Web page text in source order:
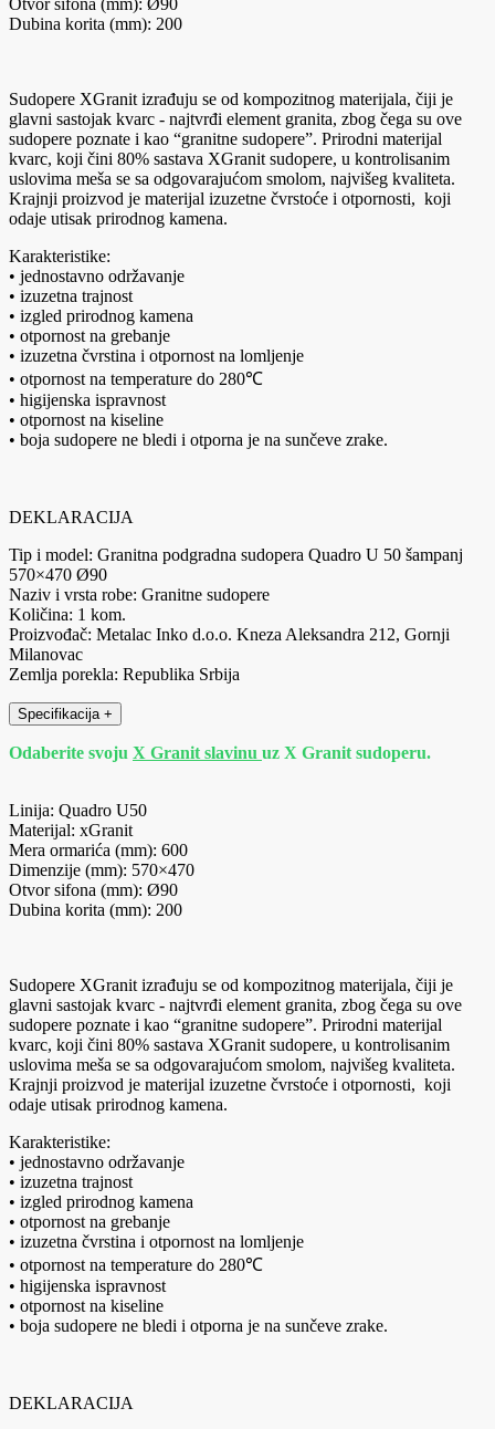
Dubina korita (mm): 200
Sudopere XGranit izrađuju se od kompozitnog materijala, čiji je
glavni sastojak kvarc - najtvrđi element granita, zbog čega su ove
sudopere poznate i kao “granitne sudopere”. Prirodni materijal
kvarc, koji čini 80% sastava XGranit sudopere, u kontrolisanim
uslovima meša se sa odgovarajućom smolom, najvišeg kvaliteta.
Krajnji proizvod je materijal izuzetne čvrstoće i otpornosti, koji
odaje utisak prirodnog kamena.
Karakteristike:
• jednostavno održavanje
• izuzetna trajnost
• izgled prirodnog kamena
• otpornost na grebanje
• izuzetna čvrstina i otpornost na lomljenje
• otpornost na temperature do 280℃
• higijenska ispravnost
• otpornost na kiseline
• boja sudopere ne bledi i otporna je na sunčeve zrake.
DEKLARACIJA
Tip i model: Granitna podgradna sudopera Quadro U 50 šampanj
570×470 Ø90
Naziv i vrsta robe: Granitne sudopere
Količina: 1 kom.
Proizvođač: Metalac Inko d.o.o. Kneza Aleksandra 212, Gornji
Milanovac
Zemlja porekla: Republika Srbija
Specifikacija +
Odaberite svoju X Granit slavinu uz X Granit sudoperu.
Linija: Quadro U50
Materijal: xGranit
Mera ormarića (mm): 600
Dimenzije (mm): 570×470
Otvor sifona (mm): Ø90
Dubina korita (mm): 200
Sudopere XGranit izrađuju se od kompozitnog materijala, čiji je
glavni sastojak kvarc - najtvrđi element granita, zbog čega su ove
sudopere poznate i kao “granitne sudopere”. Prirodni materijal
kvarc, koji čini 80% sastava XGranit sudopere, u kontrolisanim
uslovima meša se sa odgovarajućom smolom, najvišeg kvaliteta.
Krajnji proizvod je materijal izuzetne čvrstoće i otpornosti, koji
odaje utisak prirodnog kamena.
Karakteristike:
• jednostavno održavanje
• izuzetna trajnost
• izgled prirodnog kamena
• otpornost na grebanje
• izuzetna čvrstina i otpornost na lomljenje
• otpornost na temperature do 280℃
• higijenska ispravnost
• otpornost na kiseline
• boja sudopere ne bledi i otporna je na sunčeve zrake.
DEKLARACIJA